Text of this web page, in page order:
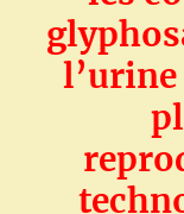
l’urine